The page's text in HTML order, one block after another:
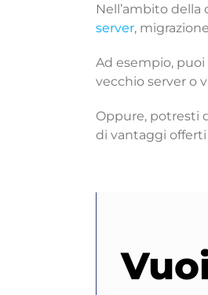
Nell’ambito della
server,
Ad esempio,
vecchio server o
Oppure, potresti
di vantaggi offerti